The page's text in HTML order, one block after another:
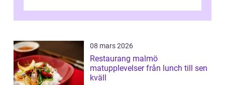
08 mars 2026
Restaurang malmö
matupplevelser från lunch till sen
kväll